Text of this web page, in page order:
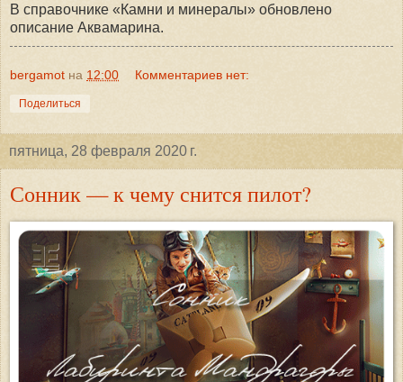
В справочнике «Камни и минералы» обновлено
описание Аквамарина.
bergamot на 12:00 Комментариев нет:
Поделиться
пятница, 28 февраля 2020 г.
Сонник — к чему снится пилот?